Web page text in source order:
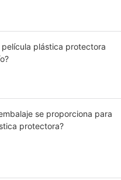
película plástica protectora
se proporciona para
protectora?